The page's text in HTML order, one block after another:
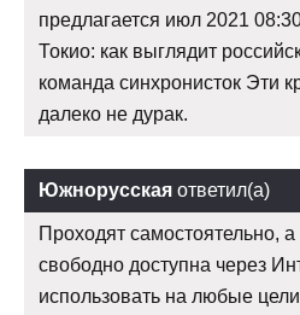
предлагается июл 2021
Токио: как выглядит
команда синхронисток Эти
далеко не дурак.
Южнорусская ответил(а)
Проходят самостоятельно,
свободно доступна через
использовать на любые